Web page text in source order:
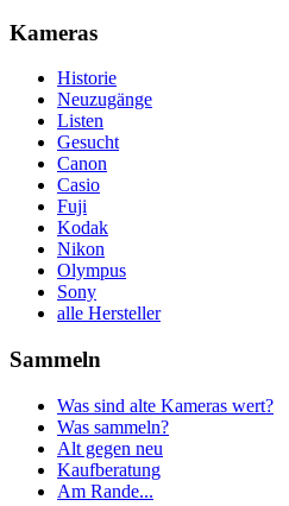
Kameras
Historie
Neuzugänge
Listen
Gesucht
Canon
Casio
Fuji
Kodak
Nikon
Olympus
Sony
alle Hersteller
Sammeln
Was sind alte Kameras wert?
Was sammeln?
Alt gegen neu
Kaufberatung
Am Rande...